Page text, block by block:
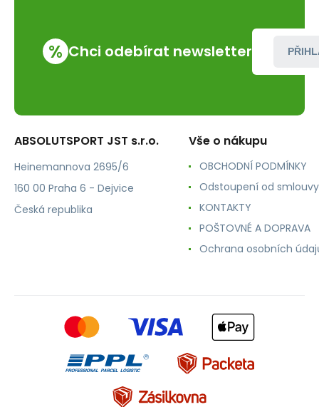
% Chci odebírat newsletter
ABSOLUTSPORT JST s.r.o.
Heinemannova 2695/6
160 00 Praha 6 - Dejvice
Česká republika
Vše o nákupu
OBCHODNÍ PODMÍNKY
Odstoupení od smlouvy
KONTAKTY
POŠTOVNÉ A DOPRAVA
Ochrana osobních